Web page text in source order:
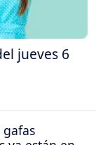
jueves 6
gafas